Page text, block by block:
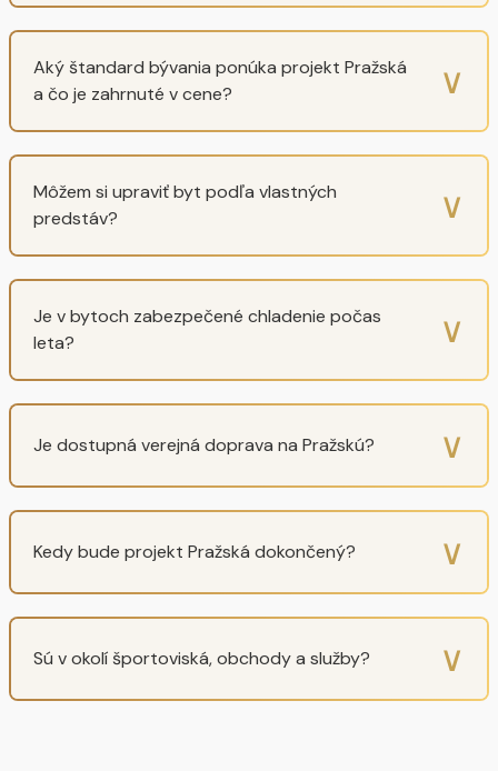
Aký štandard bývania ponúka projekt Pražská
a čo je zahrnuté v cene?
∨
Môžem si upraviť byt podľa vlastných
predstáv?
∨
Je v bytoch zabezpečené chladenie počas
leta?
∨
Je dostupná verejná doprava na Pražskú? ∨
Kedy bude projekt Pražská dokončený? ∨
Sú v okolí športoviská, obchody a služby? ∨